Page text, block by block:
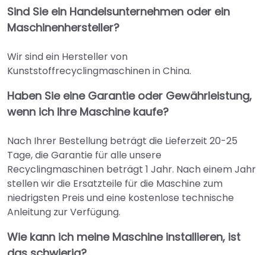
Sind Sie ein Handelsunternehmen oder ein
Maschinenhersteller?
Wir sind ein Hersteller von
Kunststoffrecyclingmaschinen in China.
Haben Sie eine Garantie oder Gewährleistung,
wenn ich Ihre Maschine kaufe?
Nach Ihrer Bestellung beträgt die Lieferzeit 20-25
Tage, die Garantie für alle unsere
Recyclingmaschinen beträgt 1 Jahr. Nach einem Jahr
stellen wir die Ersatzteile für die Maschine zum
niedrigsten Preis und eine kostenlose technische
Anleitung zur Verfügung.
Wie kann ich meine Maschine installieren, ist